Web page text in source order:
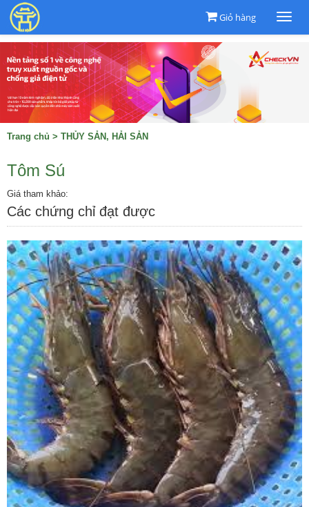
Giỏ hàng
Trang chủ > THỦY SẢN, HẢI SẢN
Tôm Sú
Giá tham khảo:
Các chứng chỉ đạt được